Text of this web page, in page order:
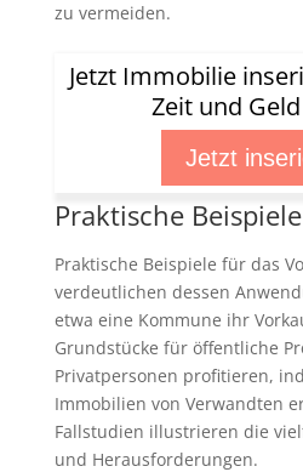
zu vermeiden.
Jetzt Immobilie
Zeit und
Jetzt
Praktische Beispiele
Praktische Beispiele für das
verdeutlichen dessen
etwa eine Kommune ihr
Grundstücke für öffentliche
Privatpersonen profitieren,
Immobilien von Verwandten
Fallstudien illustrieren die
und Herausforderungen.